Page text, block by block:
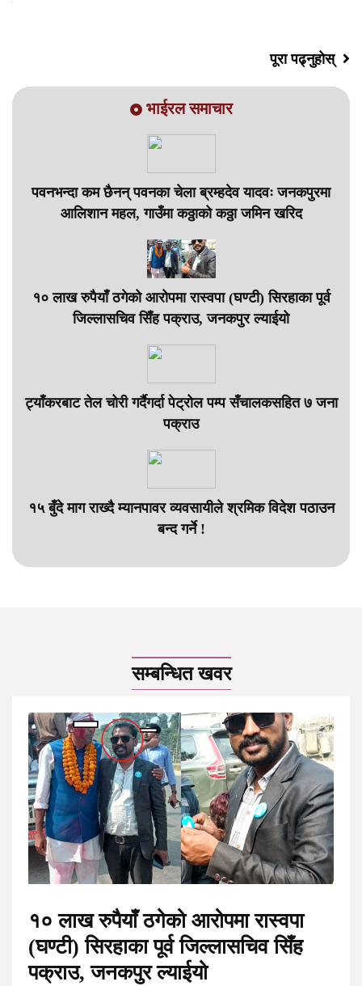
पूरा पढ्नुहोस्
भाईरल समाचार
पवनभन्दा कम छैनन् पवनका चेला ब्रम्हदेव यादवः जनकपुरमा
आलिशान महल, गाउँमा कठ्ठाको कठ्ठा जमिन खरिद
१० लाख रुपैयाँ ठगेको आरोपमा रास्वपा (घण्टी) सिरहाका पूर्व
जिल्लासचिव सिँह पक्राउ, जनकपुर ल्याईयो
ट्याँकरबाट तेल चोरी गर्दैगर्दा पेट्रोल पम्प सँचालकसहित ७ जना
पक्राउ
१५ बुँदे माग राख्दै म्यानपावर व्यवसायीले श्रमिक विदेश पठाउन
बन्द गर्ने !
सम्बन्धित खवर
१० लाख रुपैयाँ ठगेको आरोपमा रास्वपा
(घण्टी) सिरहाका पूर्व जिल्लासचिव सिँह
पक्राउ, जनकपुर ल्याईयो